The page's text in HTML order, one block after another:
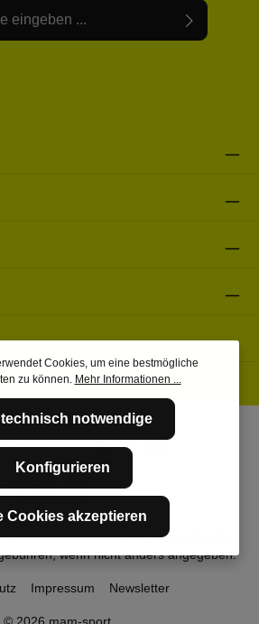
Mehrwertsteuer zzgl.Versandkosten
wenn nicht anders angegeben.
Impressum Newsletter
Cookies, um eine bestmögliche
zu können. Mehr Informationen ...
technisch notwendige
Konfigurieren
Cookies akzeptieren